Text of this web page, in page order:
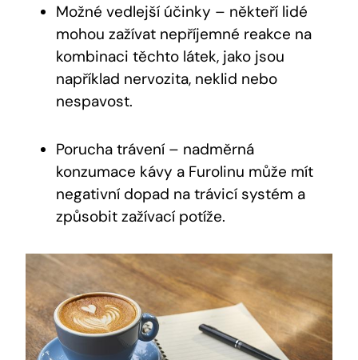
Možné vedlejší účinky – někteří lidé
mohou zažívat nepříjemné reakce na
kombinaci těchto látek, jako jsou
například nervozita, neklid nebo
nespavost.
Porucha trávení – nadměrná
konzumace kávy a Furolinu může mít
negativní dopad na trávicí systém a
způsobit zažívací potíže.